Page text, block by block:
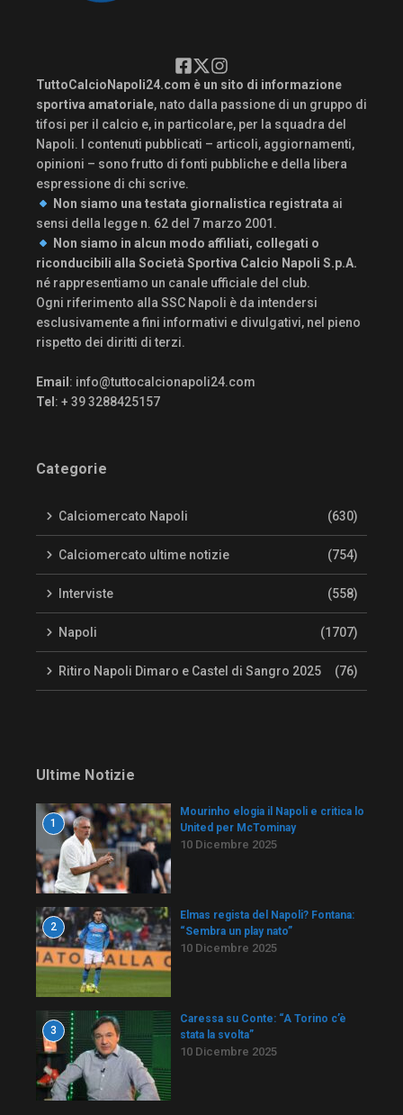
TuttoCalcioNapoli24.com è un sito di informazione
sportiva amatoriale, nato dalla passione di un gruppo di
tifosi per il calcio e, in particolare, per la squadra del
Napoli. I contenuti pubblicati – articoli, aggiornamenti,
opinioni – sono frutto di fonti pubbliche e della libera
espressione di chi scrive.
Non siamo una testata giornalistica registrata ai
sensi della legge n. 62 del 7 marzo 2001.
Non siamo in alcun modo affiliati, collegati o
riconducibili alla Società Sportiva Calcio Napoli S.p.A.
né rappresentiamo un canale ufficiale del club.
Ogni riferimento alla SSC Napoli è da intendersi
esclusivamente a fini informativi e divulgativi, nel pieno
rispetto dei diritti di terzi.
Email : info@tuttocalcionapoli24.com
Tel : + 39 3288425157
Categorie
Calciomercato Napoli (630)
Calciomercato ultime notizie (754)
Interviste (558)
Napoli (1707)
Ritiro Napoli Dimaro e Castel di Sangro 2025 (76)
Ultime Notizie
1
Mourinho elogia il Napoli e critica lo
United per McTominay
10 Dicembre 2025
2
Elmas regista del Napoli? Fontana:
“Sembra un play nato”
10 Dicembre 2025
3
Caressa su Conte: “A Torino c’è
stata la svolta”
10 Dicembre 2025